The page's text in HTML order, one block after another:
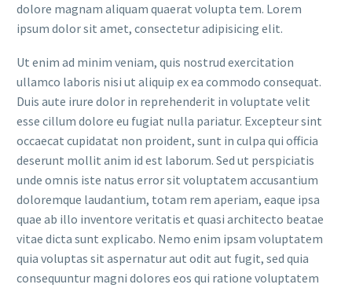
dolore magnam aliquam quaerat volupta tem. Lorem
ipsum dolor sit amet, consectetur adipisicing elit.
Ut enim ad minim veniam, quis nostrud exercitation
ullamco laboris nisi ut aliquip ex ea commodo consequat.
Duis aute irure dolor in reprehenderit in voluptate velit
esse cillum dolore eu fugiat nulla pariatur. Excepteur sint
occaecat cupidatat non proident, sunt in culpa qui officia
deserunt mollit anim id est laborum. Sed ut perspiciatis
unde omnis iste natus error sit voluptatem accusantium
doloremque laudantium, totam rem aperiam, eaque ipsa
quae ab illo inventore veritatis et quasi architecto beatae
vitae dicta sunt explicabo. Nemo enim ipsam voluptatem
quia voluptas sit aspernatur aut odit aut fugit, sed quia
consequuntur magni dolores eos qui ratione voluptatem